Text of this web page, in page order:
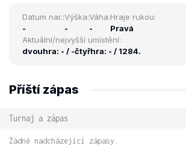
Datum nar.:
-
Výška:
-
Váha:
-
Hraje rukou:
Pravá
Aktuální/nejvyšší umístění:
dvouhra: - / -čtyřhra: - / 1284.
Příští zápas
Turnaj a zápas
Žádné nadcházející zápasy.